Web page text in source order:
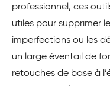
professionnel, ces
utiles pour supprimer
imperfections ou les
un large éventail de
retouches de base à